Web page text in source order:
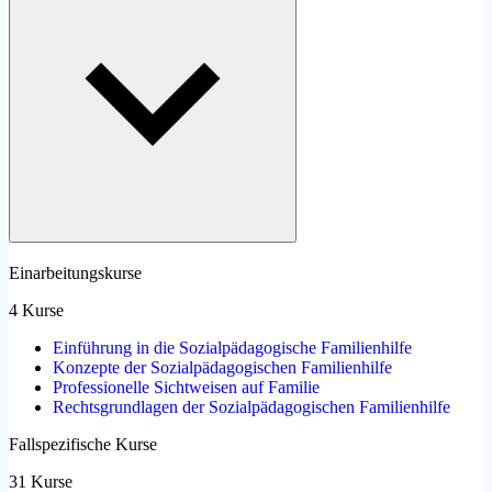
Einarbeitungskurse
4 Kurse
Einführung in die Sozialpädagogische Familienhilfe
Konzepte der Sozialpädagogischen Familienhilfe
Professionelle Sichtweisen auf Familie
Rechtsgrundlagen der Sozialpädagogischen Familienhilfe
Fallspezifische Kurse
31 Kurse